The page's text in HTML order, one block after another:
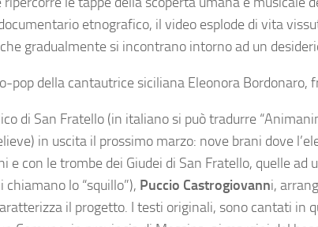
etnografico, il video esplode di vita
gradualmente si incontrano intorno ad un
pop della cantautrice siciliana Eleonora Bordonaro,
di San Fratello (in italiano si può tradurre
in uscita il prossimo marzo: nove brani dove
e con le trombe dei Giudei di San Fratello, quelle
lo “squillo”), Puccio Castrogiovanni,
il progetto. I testi originali, sono cantati in